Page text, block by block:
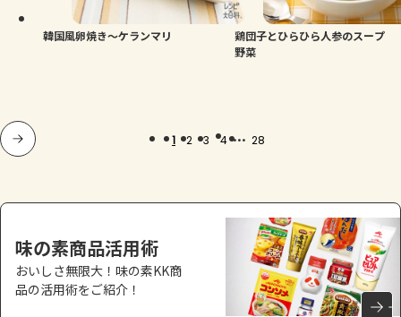
韓国風卵焼き～ケランマリ
鶏団子とひらひら人参のスープ
野菜
1 2 3 4 ... 28
味の素商品活用術
おいしさ無限大！味の素KK商
品の活用術をご紹介！